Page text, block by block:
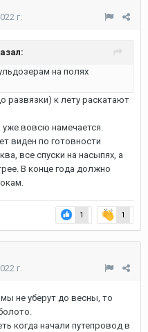
г.
на полях
развязки) к лету раскатают
вовсю намечается.
виден по готовности
все спуски на насыпях, а
В конце года должно
1 1
г.
не уберут до весны, то
когда начали путепровод в